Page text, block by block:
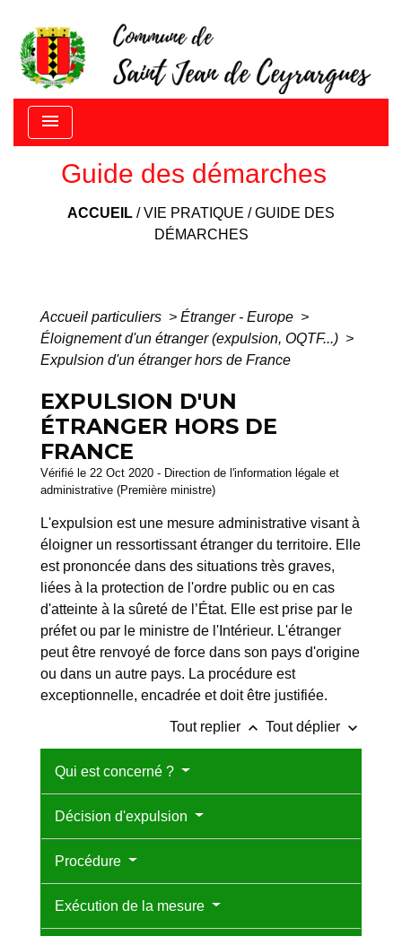
menu
Guide des démarches
ACCUEIL /VIE PRATIQUE /GUIDE DES
DÉMARCHES
Accueil particuliers > Étranger - Europe >
Éloignement d'un étranger (expulsion, OQTF...) >
Expulsion d'un étranger hors de France
EXPULSION D'UN
ÉTRANGER HORS DE
FRANCE
Vérifié le 22 Oct 2020 - Direction de l'information légale et
administrative (Première ministre)
L'expulsion est une mesure administrative visant à
éloigner un ressortissant étranger du territoire. Elle
est prononcée dans des situations très graves,
liées à la protection de l'ordre public ou en cas
d'atteinte à la sûreté de l’État. Elle est prise par le
préfet ou par le ministre de l'Intérieur. L'étranger
peut être renvoyé de force dans son pays d'origine
ou dans un autre pays. La procédure est
exceptionnelle, encadrée et doit être justifiée.
Tout replier keyboard_arrow_up Tout déplier keyboard_arrow_down
Qui est concerné ?
Décision d'expulsion
Procédure
Exécution de la mesure